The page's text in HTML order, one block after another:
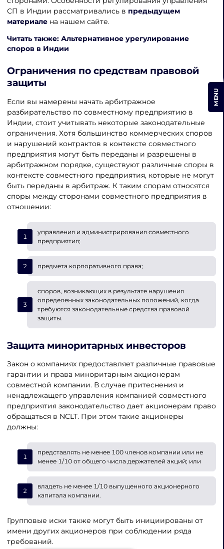
СП в Индии рассматривались в предыдущем
материалена нашем сайте.
Читать также: Альтернативное урегулирование
споров в Индии
Ограничения по средствам правовой
защиты
Если вы намерены начать арбитражное
разбирательство по совместному предприятию в
Индии, стоит учитывать некоторые законодательные
ограничения. Хотя большинство коммерческих споров
и нарушений контрактов в контексте совместного
предприятия могут быть переданы и разрешены в
арбитражном порядке, существуют различные споры в
контексте совместного предприятия, которые не могут
быть переданы в арбитраж. К таким спорам относятся
споры между сторонами совместного предприятия в
отношении:
управления и администрирования совместного
предприятия;
предмета корпоративного права;
споров, возникающих в результате нарушения
определенных законодательных положений, когда
требуются законодательные средства правовой
защиты.
Защита миноритарных инвесторов
Закон о компаниях предоставляет различные правовые
гарантии и права миноритарным акционерам
совместной компании. В случае притеснения и
ненадлежащего управления компанией совместного
предприятия законодательство дает акционерам право
обращаться в NCLT. При этом такие акционеры
должны:
представлять не менее 100 членов компании или не
менее 1/10 от общего числа держателей акций; или
владеть не менее 1/10 выпущенного акционерного
капитала компании.
Групповые иски также могут быть инициированы от
имени других акционеров при соблюдении ряда
требований.
MENU